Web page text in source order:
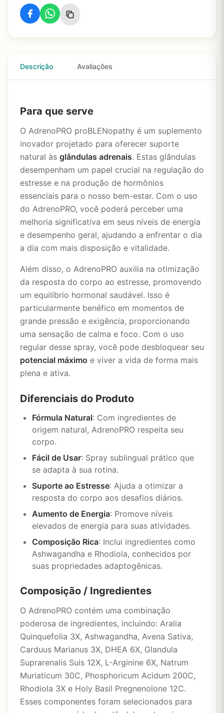
Descrição Avaliações
Para que serve
O AdrenoPRO proBLENopathy é um suplemento
inovador projetado para oferecer suporte
natural às glândulas adrenais. Estas glândulas
desempenham um papel crucial na regulação do
estresse e na produção de hormônios
essenciais para o nosso bem-estar. Com o uso
do AdrenoPRO, você poderá perceber uma
melhoria significativa em seus níveis de energia
e desempenho geral, ajudando a enfrentar o dia
a dia com mais disposição e vitalidade.
Além disso, o AdrenoPRO auxilia na otimização
da resposta do corpo ao estresse, promovendo
um equilíbrio hormonal saudável. Isso é
particularmente benéfico em momentos de
grande pressão e exigência, proporcionando
uma sensação de calma e foco. Com o uso
regular desse spray, você pode desbloquear seu
potencial máximo e viver a vida de forma mais
plena e ativa.
Diferenciais do Produto
Fórmula Natural: Com ingredientes de
origem natural, AdrenoPRO respeita seu
corpo.
Fácil de Usar: Spray sublingual prático que
se adapta à sua rotina.
Suporte ao Estresse: Ajuda a otimizar a
resposta do corpo aos desafios diários.
Aumento de Energia: Promove níveis
elevados de energia para suas atividades.
Composição Rica: Inclui ingredientes como
Ashwagandha e Rhodiola, conhecidos por
suas propriedades adaptogênicas.
Composição / Ingredientes
O AdrenoPRO contém uma combinação
poderosa de ingredientes, incluindo: Aralia
Quinquefolia 3X, Ashwagandha, Avena Sativa,
Carduus Marianus 3X, DHEA 6X, Glandula
Suprarenalis Suis 12X, L-Arginine 6X, Natrum
Muriaticum 30C, Phosphoricum Acidum 200C,
Rhodiola 3X e Holy Basil Pregnenolone 12C.
Esses componentes foram selecionados para